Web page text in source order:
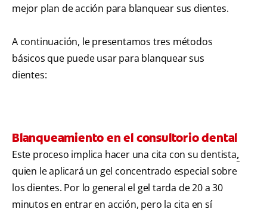
mejor plan de acción para blanquear sus dientes.
A continuación, le presentamos tres métodos
básicos que puede usar para blanquear sus
dientes:
Blanqueamiento en el consultorio dental
Este proceso implica hacer una cita con su dentista,
quien le aplicará un gel concentrado especial sobre
los dientes. Por lo general el gel tarda de 20 a 30
minutos en entrar en acción, pero la cita en sí